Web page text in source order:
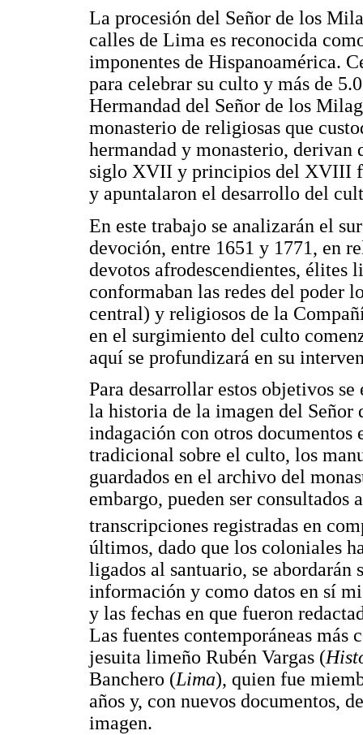
La procesión del Señor de los
calles de Lima es reconocida
imponentes de Hispanoamérica.
para celebrar su culto y más de
Hermandad del Señor de los
monasterio de religiosas que
hermandad y monasterio, derivan
siglo XVII y principios del XVIII
y apuntalaron el desarrollo del
En este trabajo se analizarán el
devoción, entre 1651 y 1771, en
devotos afrodescendientes, élites
conformaban las redes del poder
central) y religiosos de la
en el surgimiento del culto
aquí se profundizará en su
Para desarrollar estos objetivos
la historia de la imagen del
indagación con otros
tradicional sobre el culto, los
guardados en el archivo del
embargo, pueden ser
transcripciones registradas en
últimos, dado que los coloniales
ligados al santuario, se abordarán
información y como datos en sí
y las fechas en que fueron
Las fuentes contemporáneas más
jesuita limeño Rubén Vargas (
Banchero (Lima), quien fue
años y, con nuevos documentos,
imagen.